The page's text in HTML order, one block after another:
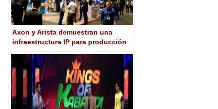
Axon y Arista demuestran una
infraestructura IP para producción